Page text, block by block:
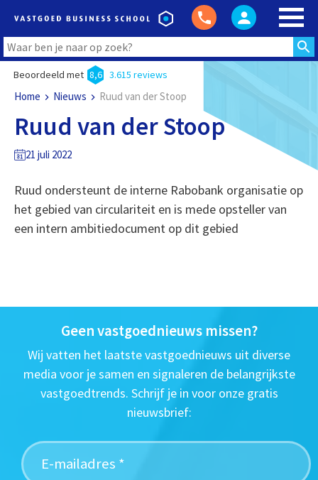
Beoordeeld met 8,6 3.615 reviews
Home Nieuws Ruud van der Stoop
Ruud van der Stoop
21 juli 2022
Ruud ondersteunt de interne Rabobank organisatie op
het gebied van circulariteit en is mede opsteller van
een intern ambitiedocument op dit gebied
Geen vastgoednieuws missen?
Wij vatten het laatste vastgoednieuws uit diverse
media voor je samen en signaleren de belangrijkste
vastgoedtrends. Schrijf je in voor onze gratis
nieuwsbrief: